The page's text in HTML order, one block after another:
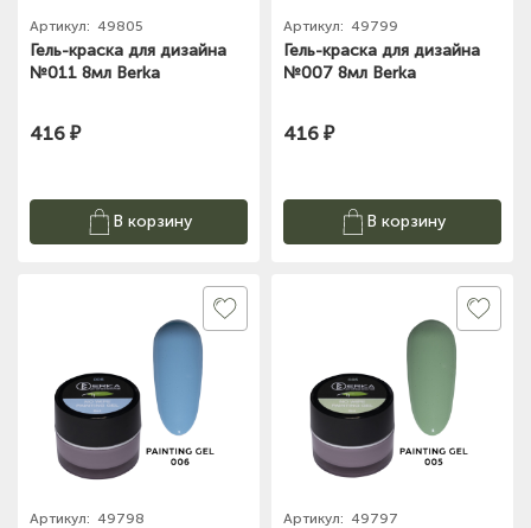
Артикул: 49805
Гель-краска для дизайна
№011 8мл Berka
416 ₽
В корзину
Артикул: 49799
Гель-краска для дизайна
№007 8мл Berka
416 ₽
В корзину
Артикул: 49798 Артикул: 49797